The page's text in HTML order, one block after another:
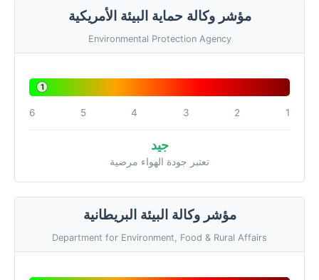
مؤشر وكالة حماية البيئة الأمريكية
Environmental Protection Agency
1
1
2
3
4
5
6
جيد
تعتبر جودة الهواء مرضية
مؤشر وكالة البيئة البريطانية
Department for Environment, Food & Rural Affairs